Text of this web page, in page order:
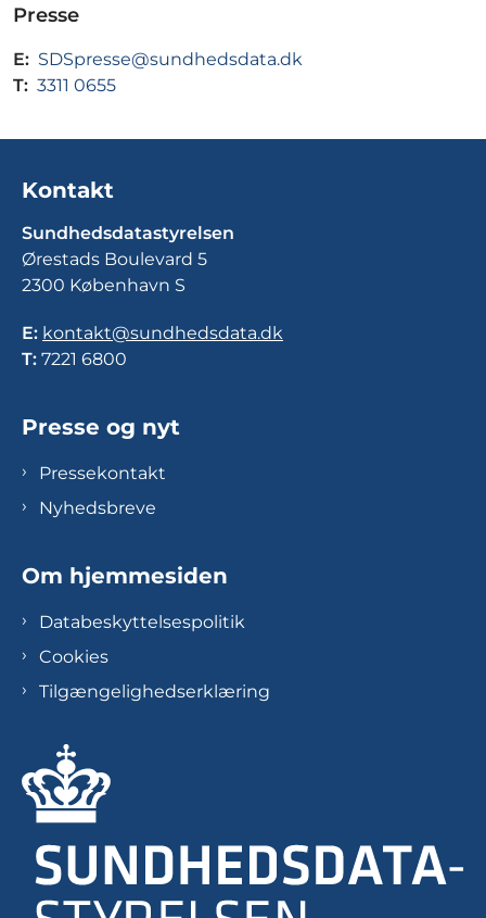
Presse
E: SDSpresse@sundhedsdata.dk
T: 3311 0655
Kontakt
Sundhedsdatastyrelsen
Ørestads Boulevard 5
2300 København S
E: kontakt@sundhedsdata.dk
T: 7221 6800
Presse og nyt
Pressekontakt
Nyhedsbreve
Om hjemmesiden
Databeskyttelsespolitik
Cookies
Tilgængelighedserklæring